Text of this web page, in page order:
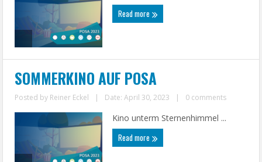
Read more
SOMMERKINO AUF POSA
Posted by Reiner Eckel | Date: April 30, 2023 | 0 comments
Kino unterm Sternenhimmel ...
Read more